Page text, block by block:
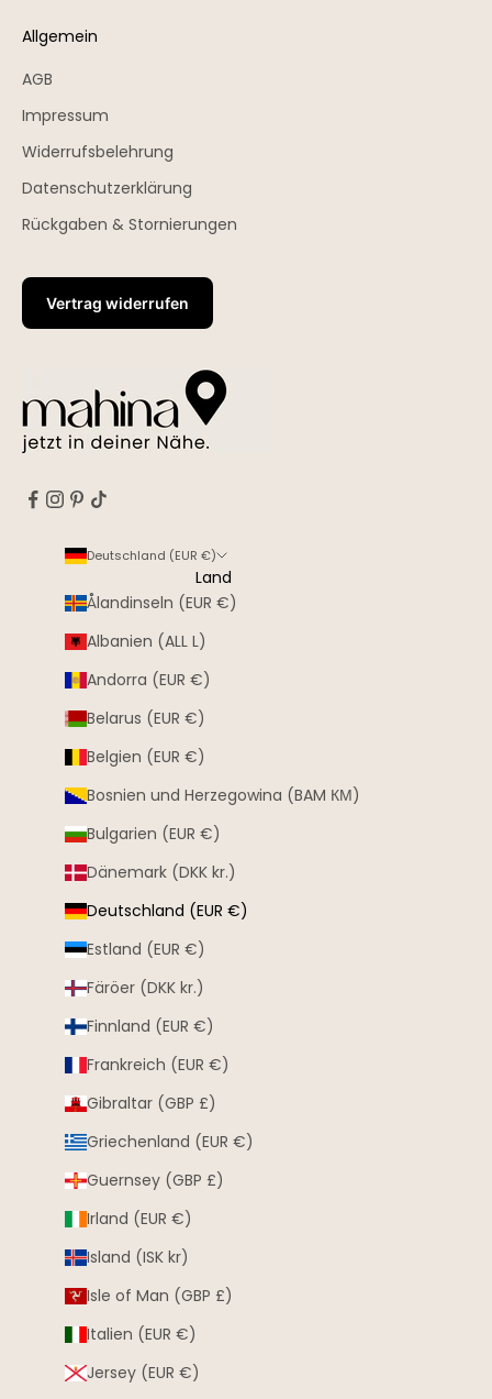
Allgemein
AGB
Impressum
Widerrufsbelehrung
Datenschutzerklärung
Rückgaben & Stornierungen
Vertrag widerrufen
Deutschland (EUR €)
Land
Ålandinseln (EUR €)
Albanien (ALL L)
Andorra (EUR €)
Belarus (EUR €)
Belgien (EUR €)
Bosnien und Herzegowina (BAM КМ)
Bulgarien (EUR €)
Dänemark (DKK kr.)
Deutschland (EUR €)
Estland (EUR €)
Färöer (DKK kr.)
Finnland (EUR €)
Frankreich (EUR €)
Gibraltar (GBP £)
Griechenland (EUR €)
Guernsey (GBP £)
Irland (EUR €)
Island (ISK kr)
Isle of Man (GBP £)
Italien (EUR €)
Jersey (EUR €)